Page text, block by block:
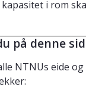
i rom
på denne
NTNUs eide